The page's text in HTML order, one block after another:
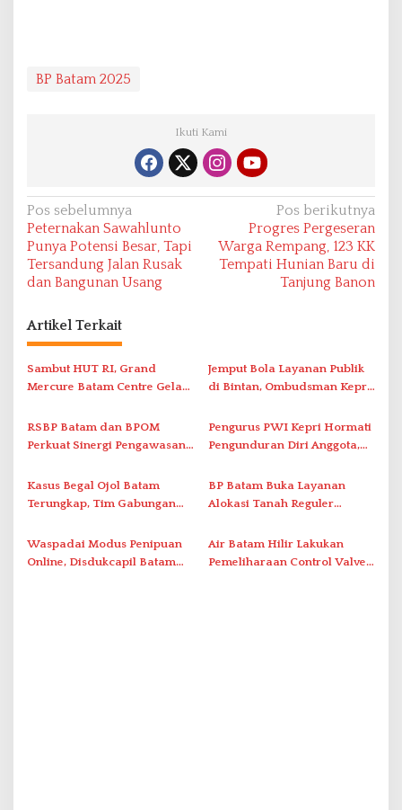
BP Batam 2025
Ikuti Kami
N
a
v
i
g
a
s
i
o
Pos sebelumnya
Peternakan Sawahlunto
Punya Potensi Besar, Tapi
Tersandung Jalan Rusak
dan Bangunan Usang
Pos berikutnya
Progres Pergeseran
Warga Rempang, 123 KK
Tempati Hunian Baru di
Tanjung Banon
Artikel Terkait
Sambut HUT RI, Grand
Mercure Batam Centre Gelar
Nusantara’
Jemput Bola Layanan Publik
di Bintan, Ombudsman Kepri
Solar Nelayan
RSBP Batam dan BPOM
Perkuat Sinergi Pengawasan
Pelayanan Kefarmasian
Pengurus PWI Kepri Hormati
Pengunduran Diri Anggota,
Administrasi ke Pusat
Kasus Begal Ojol Batam
Terungkap, Tim Gabungan
Simpang Dam
BP Batam Buka Layanan
Alokasi Tanah Reguler
Waspadai Modus Penipuan
Online, Disdukcapil Batam
Air Batam Hilir Lakukan
Pemeliharaan Control Valve,